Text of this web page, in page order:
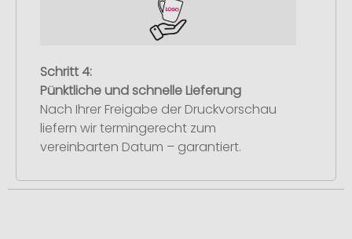
Schritt 4:
Pünktliche und schnelle Lieferung
Nach Ihrer Freigabe der Druckvorschau
liefern wir termingerecht zum
vereinbarten Datum – garantiert.